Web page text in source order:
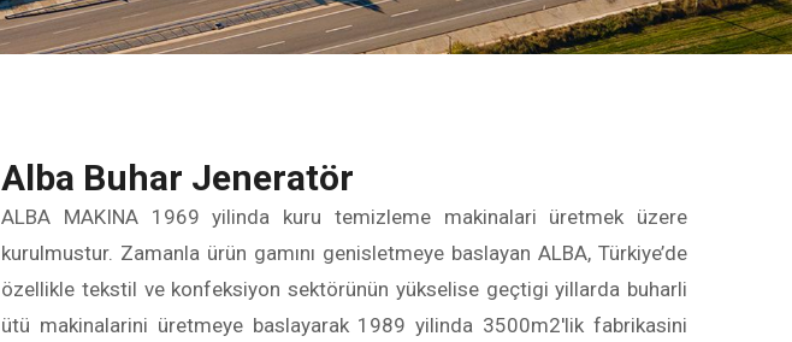
Alba Buhar Jeneratör
ALBA MAKINA 1969 yilinda kuru temizleme makinalari üretmek üzere
kurulmustur. Zamanla ürün gamını genisletmeye baslayan ALBA, Türkiye’de
özellikle tekstil ve konfeksiyon sektörünün yükselise geçtigi yillarda buharli
ütü makinalarini üretmeye baslayarak 1989 yilinda 3500m2'lik fabrikasini